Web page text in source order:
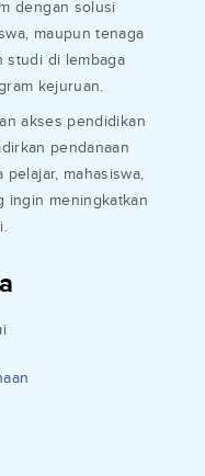
dengan solusi
maupun tenaga
studi di lembaga
kejuruan.
akses pendidikan
pendanaan
mahasiswa,
ingin meningkatkan